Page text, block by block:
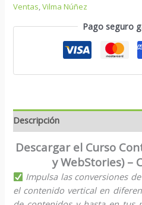
Ventas,Vilma Núñez
Pago seguro
Descripción
Descargar el Curso
y WebStories) –
Impulsa las conversiones
el contenido vertical en